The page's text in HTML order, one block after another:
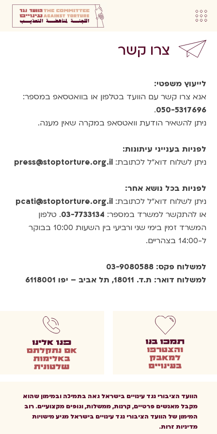
צרו קשר
לייעוץ משפטי:
אנא צרו קשר עם הוועד בטלפון או בוואטסאפ במספר:
050-5317696
.
ניתן להשאיר הודעת וואטסאפ במקרה שאין מענה.
לפניות בענייני עיתונות:
ניתן לשלוח דוא”ל לכתובת:press@stoptorture.org.il
לפניות בכל נושא אחר:
ניתן לשלוח דוא”ל לכתובת:pcati@stoptorture.org.il
או להתקשר למשרד במספר: 03-7733134. טלפון
המשרד זמין בימי שני ורביעי בין השעות 10:00 בבוקר
ל-14:00 בצהריים.
למשלוח פקס: 03-9080588
למשלוח דואר: ת.ד. 18011, תל אביב – יפו 6118001
הוועד הציבורי נגד עינויים בישראל גאה בתמיכה ובמימון שהוא
מקבל מאנשים פרטיים, קרנות, ממשלות, וגופים מקצועיים. רוב
המימון של הוועד הציבורי נגד עינויים בישראל מגיע מישויות
מדיניות זרות.